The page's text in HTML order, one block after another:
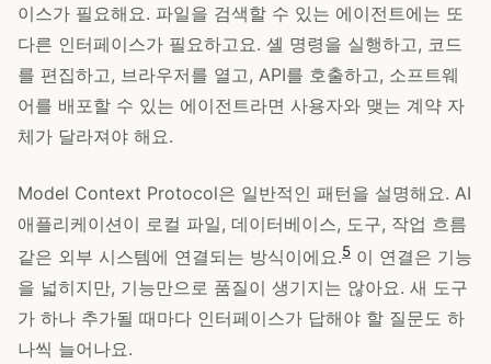
이스가 필요해요. 파일을 검색할 수 있는 에이전트에는 또
다른 인터페이스가 필요하고요. 셸 명령을 실행하고, 코드
를 편집하고, 브라우저를 열고, API를 호출하고, 소프트웨
어를 배포할 수 있는 에이전트라면 사용자와 맺는 계약 자
체가 달라져야 해요.
Model Context Protocol은 일반적인 패턴을 설명해요. AI
애플리케이션이 로컬 파일, 데이터베이스, 도구, 작업 흐름
같은 외부 시스템에 연결되는 방식이에요.5 이 연결은 기능
을 넓히지만, 기능만으로 품질이 생기지는 않아요. 새 도구
가 하나 추가될 때마다 인터페이스가 답해야 할 질문도 하
나씩 늘어나요.